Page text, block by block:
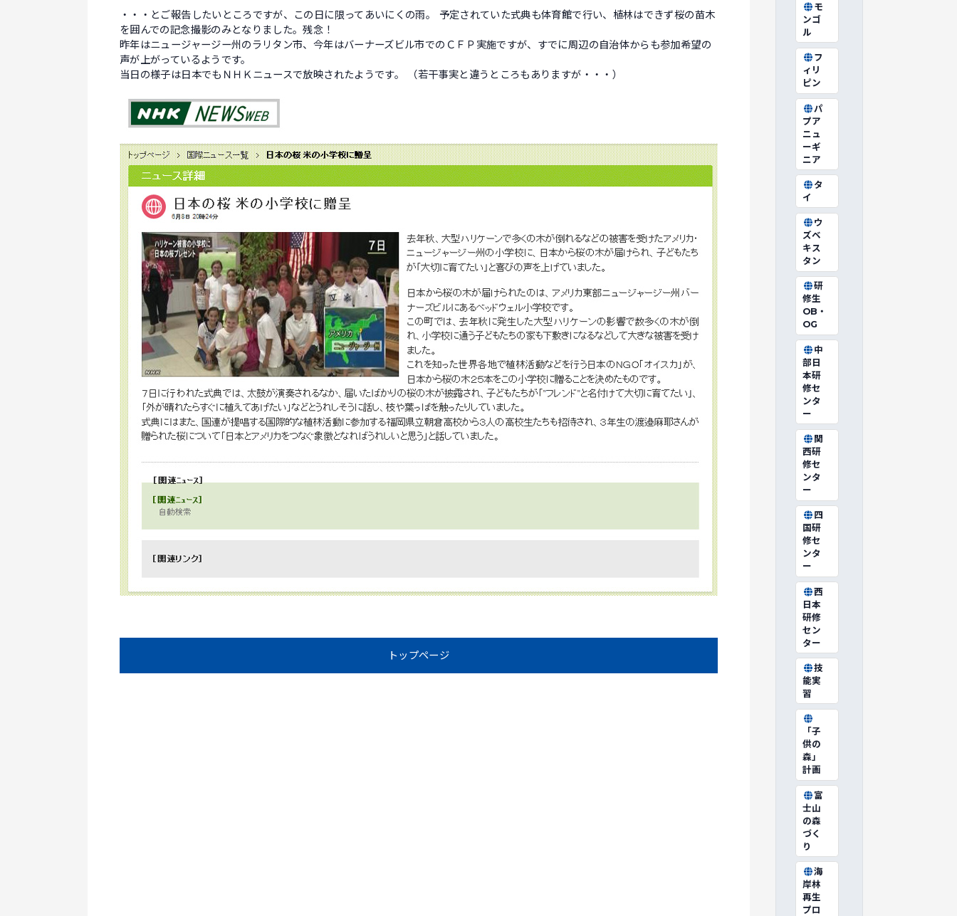
・・・とご報告したいところですが、この日に限ってあいにくの雨。 予定されていた式典も体育館で行い、植林はできず桜の苗木
を囲んでの記念撮影のみとなりました。残念！
昨年はニュージャージー州のラリタン市、今年はバーナーズビル市でのＣＦＰ実施ですが、すでに周辺の自治体からも参加希望の
声が上がっているようです。
当日の様子は日本でもＮＨＫニュースで放映されたようです。 （若干事実と違うところもありますが・・・）
トップページ
モ
ンゴ
ル
フ
ィリ
ピン
パ
プア
ニュ
ーギ
ニア
タ
イ
ウ
ズベ
キス
タン
研
修生
OB・
OG
中
部日
本研
修セ
ンタ
ー
関
西研
修セ
ンタ
ー
四
国研
修セ
ンタ
ー
西
日本
研修
セン
ター
技
能実
習
「子
供の
森」
計画
富
士山
の森
づく
り
海
岸林
再生
プロ